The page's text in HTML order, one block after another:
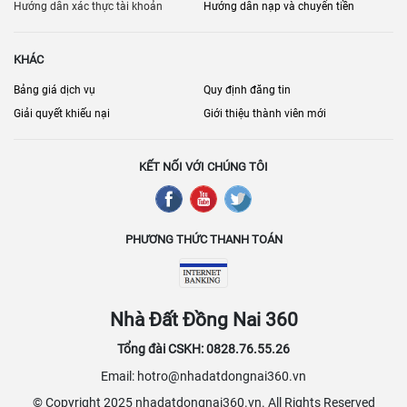
người thuê.
Hướng dẫn xác thực tài khoản
Hướng dẫn nạp và chuyển tiền
KHÁC
Bảng giá dịch vụ
Quy định đăng tin
Giải quyết khiếu nại
Giới thiệu thành viên mới
KẾT NỐI VỚI CHÚNG TÔI
PHƯƠNG THỨC THANH TOÁN
Nhà Đất Đồng Nai 360
Tổng đài CSKH: 0828.76.55.26
Email: hotro@nhadatdongnai360.vn
© Copyright 2025 nhadatdongnai360.vn. All Rights Reserved